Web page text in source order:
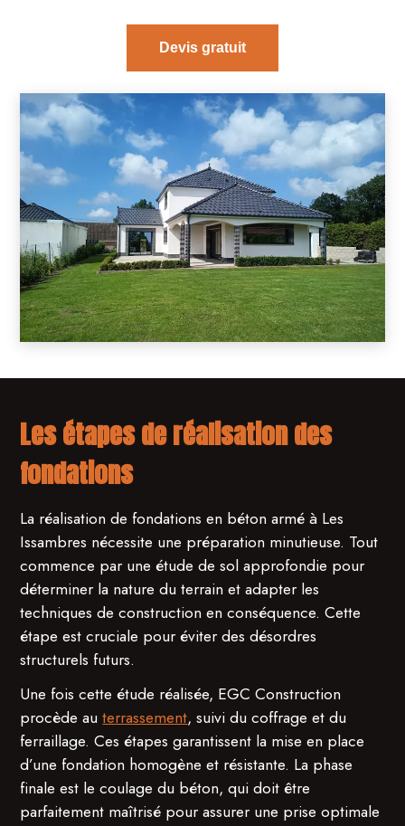
Devis gratuit
Les étapes de réalisation des
fondations
La réalisation de fondations en béton armé à Les
Issambres nécessite une préparation minutieuse. Tout
commence par une étude de sol approfondie pour
déterminer la nature du terrain et adapter les
techniques de construction en conséquence. Cette
étape est cruciale pour éviter des désordres
structurels futurs.
Une fois cette étude réalisée, EGC Construction
procède auterrassement, suivi du coffrage et du
ferraillage. Ces étapes garantissent la mise en place
d’une fondation homogène et résistante. La phase
finale est le coulage du béton, qui doit être
parfaitement maîtrisé pour assurer une prise optimale